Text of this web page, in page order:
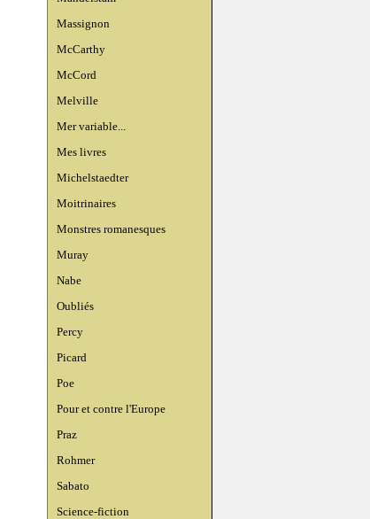
Massignon
McCarthy
McCord
Melville
Mer variable...
Mes livres
Michelstaedter
Moitrinaires
Monstres romanesques
Muray
Nabe
Oubliés
Percy
Picard
Poe
Pour et contre l'Europe
Praz
Rohmer
Sabato
Science-fiction